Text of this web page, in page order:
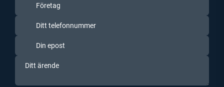
(Obligatoriskt)
Ditt
telefonnummer
Din
epost
(Obligatoriskt)
Ditt